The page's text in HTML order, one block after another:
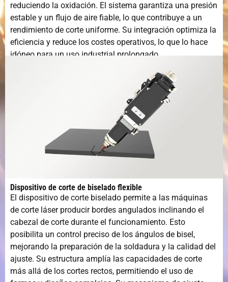
reduciendo la oxidación. El sistema garantiza una presión
estable y un flujo de aire fiable, lo que contribuye a un
rendimiento de corte uniforme. Su integración optimiza la
eficiencia y reduce los costes operativos, lo que lo hace
idóneo para un uso industrial prolongado.
Dispositivo de corte de biselado flexible
El dispositivo de corte biselado permite a las máquinas
de corte láser producir bordes angulados inclinando el
cabezal de corte durante el funcionamiento. Esto
posibilita un control preciso de los ángulos de bisel,
mejorando la preparación de la soldadura y la calidad del
ajuste. Su estructura amplía las capacidades de corte
más allá de los cortes rectos, permitiendo el uso de